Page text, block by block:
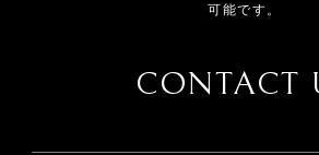
可能です。
CONTACT